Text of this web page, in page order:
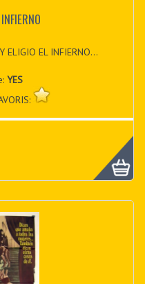
ELIGIO EL INFIERNO...
YES